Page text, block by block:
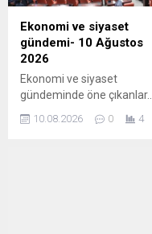
Ekonomi ve siyaset
gündemi- 10 Ağustos
2026
Ekonomi ve siyaset
gündeminde öne çıkanlar...
10.08.2026 0 4